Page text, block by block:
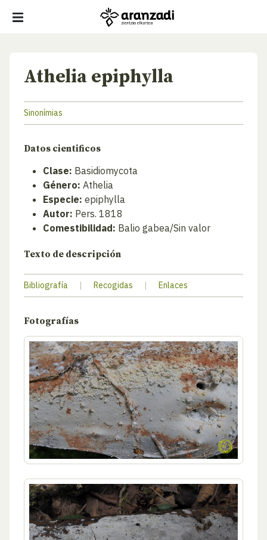
Athelia epiphylla
Sinonímias
Datos cientificos
Clase: Basidiomycota
Género: Athelia
Especie: epiphylla
Autor: Pers. 1818
Comestibilidad: Balio gabea/Sin valor
Texto de descripción
Bibliografía | Recogidas | Enlaces
Fotografías